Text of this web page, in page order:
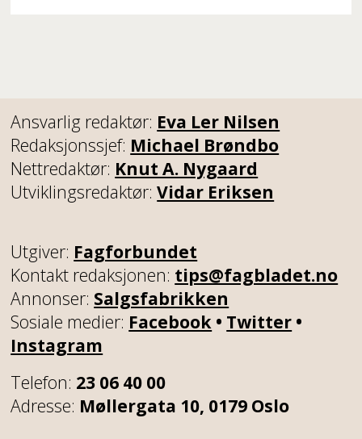
Ansvarlig redaktør: Eva Ler Nilsen
Redaksjonssjef: Michael Brøndbo
Nettredaktør: Knut A. Nygaard
Utviklingsredaktør:Vidar Eriksen
Utgiver: Fagforbundet
Kontakt redaksjonen: tips@fagbladet.no
Annonser: Salgsfabrikken
Sosiale medier: Facebook • Twitter •
Instagram
Telefon: 23 06 40 00
Adresse: Møllergata 10, 0179 Oslo